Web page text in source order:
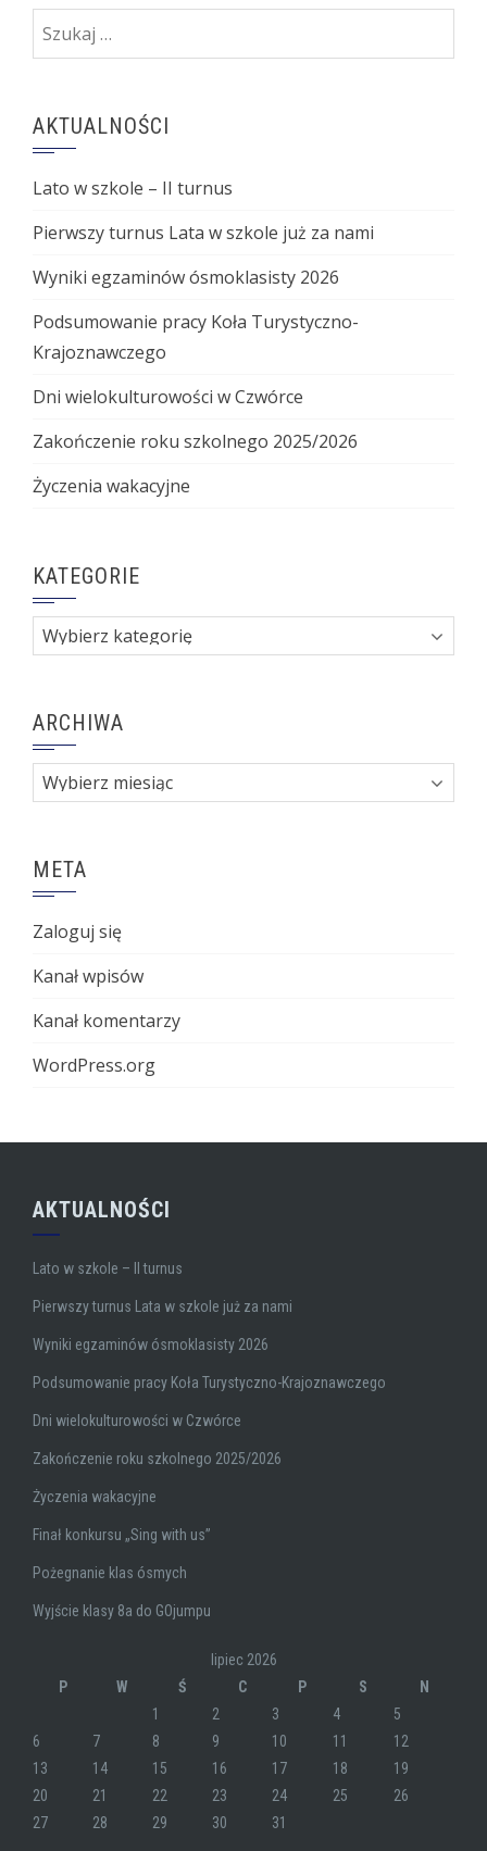
Szukaj:
AKTUALNOŚCI
Lato w szkole – II turnus
Pierwszy turnus Lata w szkole już za nami
Wyniki egzaminów ósmoklasisty 2026
Podsumowanie pracy Koła Turystyczno-
Krajoznawczego
Dni wielokulturowości w Czwórce
Zakończenie roku szkolnego 2025/2026
Życzenia wakacyjne
KATEGORIE
Kategorie
ARCHIWA
Archiwa
META
Zaloguj się
Kanał wpisów
Kanał komentarzy
WordPress.org
AKTUALNOŚCI
Lato w szkole – II turnus
Pierwszy turnus Lata w szkole już za nami
Wyniki egzaminów ósmoklasisty 2026
Podsumowanie pracy Koła Turystyczno-Krajoznawczego
Dni wielokulturowości w Czwórce
Zakończenie roku szkolnego 2025/2026
Życzenia wakacyjne
Finał konkursu „Sing with us”
Pożegnanie klas ósmych
Wyjście klasy 8a do GOjumpu
lipiec 2026
P
W Ś C P S
N
1
2 3 4
5
6
7 8 9 10 11
12
13
14 15 16 17 18
19
20
21 22 23 24 25
26
27
28 29 30 31